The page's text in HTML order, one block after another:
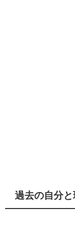
過去の自分と